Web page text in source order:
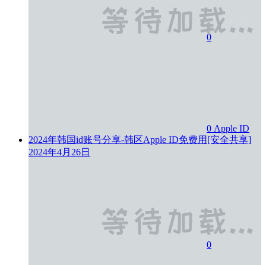
0
0 Apple ID
2024年韩国id账号分享-韩区Apple ID免费用[安全共享]
2024年4月26日
0